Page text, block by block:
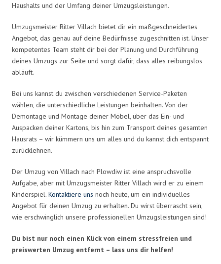
Haushalts und der Umfang deiner Umzugsleistungen.
Umzugsmeister Ritter Villach bietet dir ein maßgeschneidertes
Angebot, das genau auf deine Bedürfnisse zugeschnitten ist. Unser
kompetentes Team steht dir bei der Planung und Durchführung
deines Umzugs zur Seite und sorgt dafür, dass alles reibungslos
abläuft.
Bei uns kannst du zwischen verschiedenen Service-Paketen
wählen, die unterschiedliche Leistungen beinhalten. Von der
Demontage und Montage deiner Möbel, über das Ein- und
Auspacken deiner Kartons, bis hin zum Transport deines gesamten
Hausrats – wir kümmern uns um alles und du kannst dich entspannt
zurücklehnen.
Der Umzug von Villach nach Plowdiw ist eine anspruchsvolle
Aufgabe, aber mit Umzugsmeister Ritter Villach wird er zu einem
Kinderspiel. Kontaktiere uns noch heute, um ein individuelles
Angebot für deinen Umzug zu erhalten. Du wirst überrascht sein,
wie erschwinglich unsere professionellen Umzugsleistungen sind!
Du bist nur noch einen Klick von einem stressfreien und
preiswerten Umzug entfernt – lass uns dir helfen!